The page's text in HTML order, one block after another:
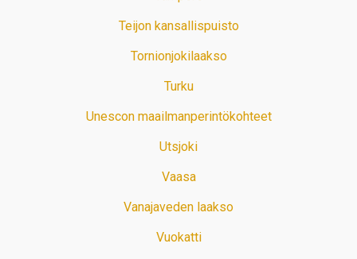
Teijon kansallispuisto
Tornionjokilaakso
Turku
Unescon maailmanperintökohteet
Utsjoki
Vaasa
Vanajaveden laakso
Vuokatti